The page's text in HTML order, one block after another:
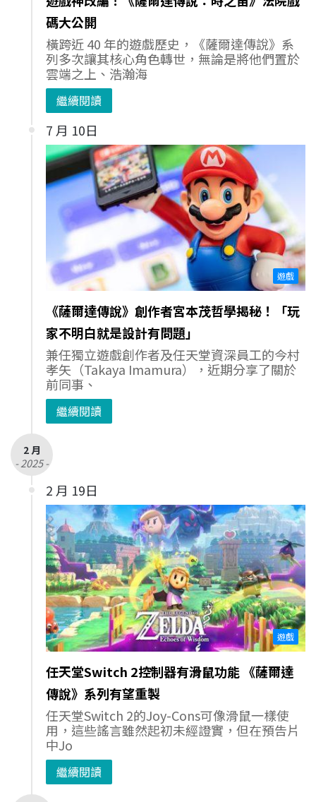
碼大公開
橫跨近 40 年的遊戲歷史，《薩爾達傳說》系
列多次讓其核心角色轉世，無論是將他們置於
雲端之上、浩瀚海
繼續閱讀
7 月 10日
遊戲
《薩爾達傳說》創作者宮本茂哲學揭秘！「玩
家不明白就是設計有問題」
兼任獨立遊戲創作者及任天堂資深員工的今村
孝矢（Takaya Imamura），近期分享了關於
前同事、
繼續閱讀
2 月
- 2025 -
2 月 19日
遊戲
任天堂Switch 2控制器有滑鼠功能 《薩爾達
傳說》系列有望重製
任天堂Switch 2的Joy-Cons可像滑鼠一樣使
用，這些謠言雖然起初未經證實，但在預告片
中Jo
繼續閱讀